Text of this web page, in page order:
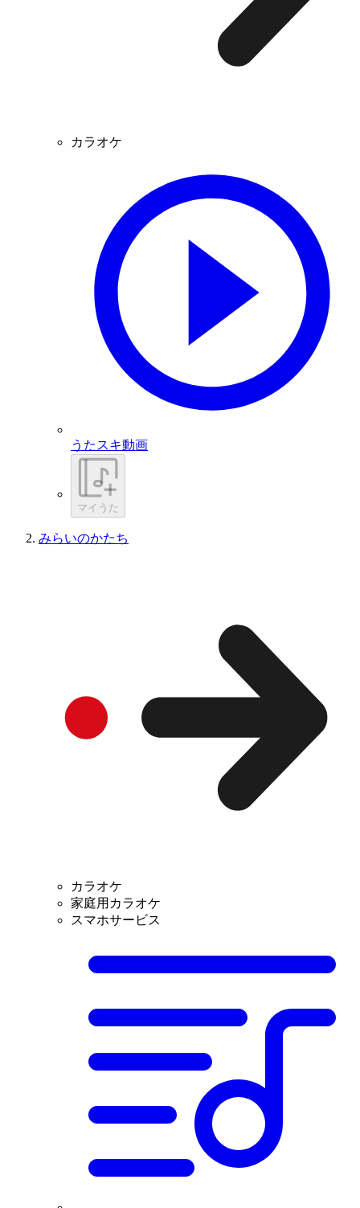
カラオケ
うたスキ動画
マイうた
みらいのかたち
カラオケ
家庭用カラオケ
スマホサービス